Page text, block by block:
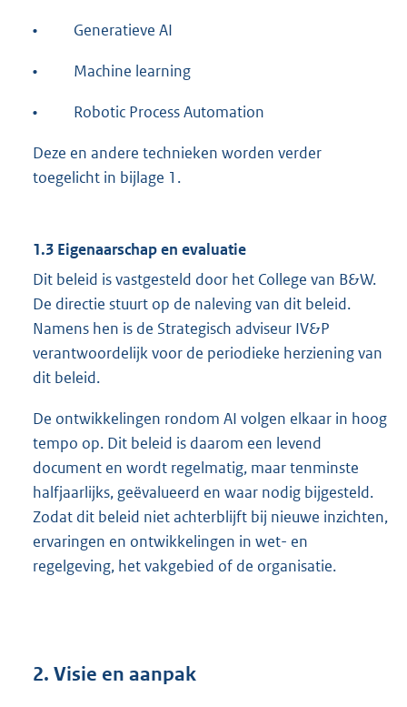
• Generatieve AI
• Machine learning
• Robotic Process Automation
Deze en andere technieken worden verder
toegelicht in bijlage 1.
1.3 Eigenaarschap en evaluatie
Dit beleid is vastgesteld door het College van B&W.
De directie stuurt op de naleving van dit beleid.
Namens hen is de Strategisch adviseur IV&P
verantwoordelijk voor de periodieke herziening van
dit beleid.
De ontwikkelingen rondom AI volgen elkaar in hoog
tempo op. Dit beleid is daarom een levend
document en wordt regelmatig, maar tenminste
halfjaarlijks, geëvalueerd en waar nodig bijgesteld.
Zodat dit beleid niet achterblijft bij nieuwe inzichten,
ervaringen en ontwikkelingen in wet- en
regelgeving, het vakgebied of de organisatie.
2. Visie en aanpak